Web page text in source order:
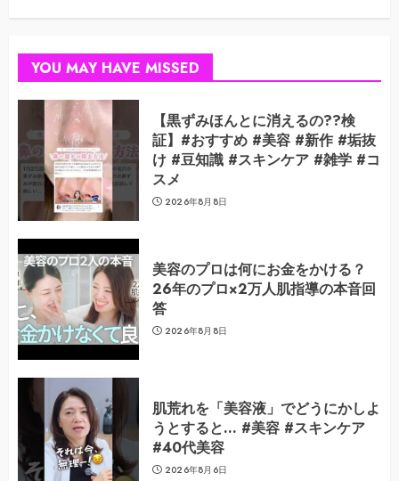
YOU MAY HAVE MISSED
【黒ずみほんとに消えるの??検
証】#おすすめ #美容 #新作 #垢抜
け #豆知識 #スキンケア #雑学 #コ
スメ
2026年8月8日
美容のプロは何にお金をかける？
26年のプロ×2万人肌指導の本音回
答
2026年8月8日
肌荒れを「美容液」でどうにかしよ
うとすると… #美容 #スキンケア
#40代美容
2026年8月6日